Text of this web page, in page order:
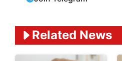
Related News